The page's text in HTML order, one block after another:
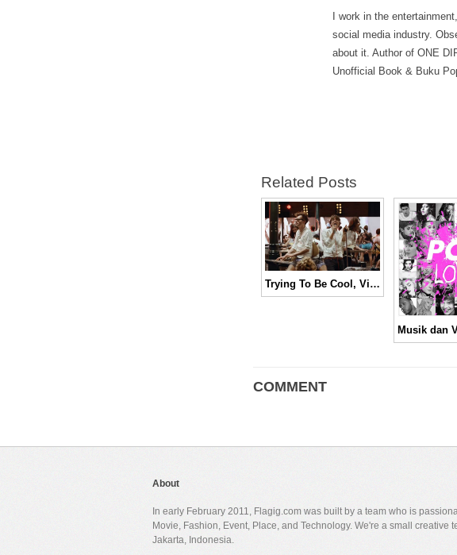
I work in the
social media industry.
about it. Author of ONE
Unofficial Book & Buku
Related Posts
Trying To Be Cool, Video Musik Super Kreatif Dari Phoenix
COMMENT
About
In early February 2011, Flagig.com was built by a team who is
Movie, Fashion, Event, Place, and Technology. We're a small creative
Jakarta, Indonesia.